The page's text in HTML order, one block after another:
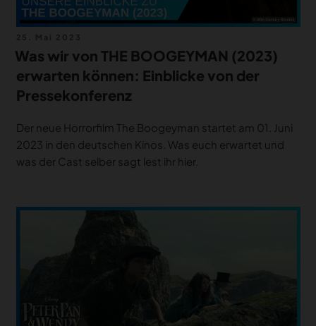
am
Was wir von THE BOOGEYMAN (2023)
erwarten können: Einblicke von der
Pressekonferenz
Der neue Horrorfilm The Boogeyman startet am 01. Juni
2023 in den deutschen Kinos. Was euch erwartet und
was der Cast selber sagt lest ihr hier.